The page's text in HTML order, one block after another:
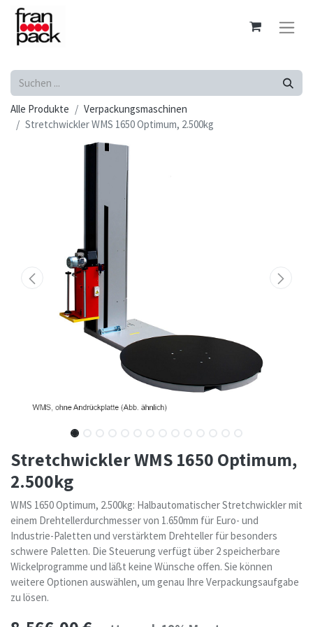
Alle Produkte
Verpackungsmaschinen
Stretchwickler WMS 1650 Optimum, 2.500kg
Stretchwickler WMS 1650 Optimum,
2.500kg
WMS 1650 Optimum, 2.500kg: Halbautomatischer Stretchwickler mit
einem Drehtellerdurchmesser von 1.650mm für Euro- und
Industrie-Paletten und verstärktem Drehteller für besonders
schwere Paletten. Die Steuerung verfügt über 2 speicherbare
Wickelprogramme und läßt keine Wünsche offen. Sie können
weitere Optionen auswählen, um genau Ihre Verpackungsaufgabe
zu lösen.